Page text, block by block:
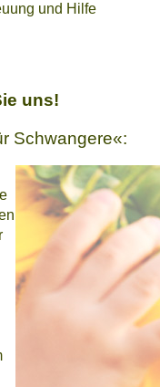
und Hilfe
uns!
Schwangere«: